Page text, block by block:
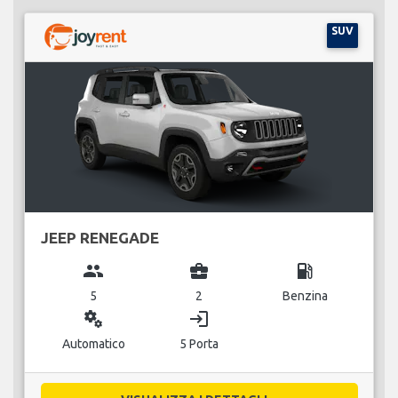
SUV
JEEP RENEGADE
group
5
business_center
2
local_gas_station
Benzina
miscellaneous_services
Automatico
login
5 Porta